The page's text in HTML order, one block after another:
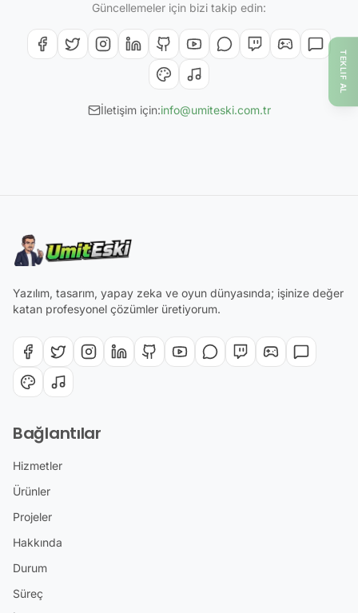
Güncellemeler için bizi takip edin:
İletişim için:info@umiteski.com.tr
Yazılım, tasarım, yapay zeka ve oyun dünyasında; işinize değer
katan profesyonel çözümler üretiyorum.
Bağlantılar
Hizmetler
Ürünler
Projeler
Hakkında
Durum
Süreç
TEKLIF AL